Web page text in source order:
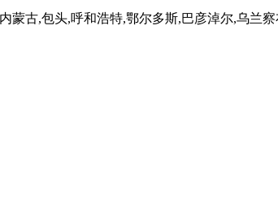
古,包头,呼和浩特,鄂尔多斯,巴彦淖尔,乌兰